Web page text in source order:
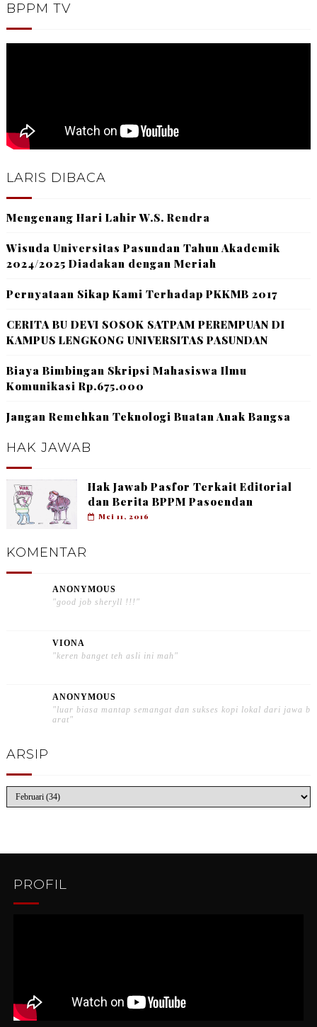
BPPM TV
LARIS DIBACA
Mengenang Hari Lahir W.S. Rendra
Wisuda Universitas Pasundan Tahun Akademik
2024/2025 Diadakan dengan Meriah
Pernyataan Sikap Kami Terhadap PKKMB 2017
CERITA BU DEVI SOSOK SATPAM PEREMPUAN DI
KAMPUS LENGKONG UNIVERSITAS PASUNDAN
Biaya Bimbingan Skripsi Mahasiswa Ilmu
Komunikasi Rp.675.000
Jangan Remehkan Teknologi Buatan Anak Bangsa
HAK JAWAB
Hak Jawab Pasfor Terkait Editorial
dan Berita BPPM Pasoendan
Mei 11, 2016
KOMENTAR
ANONYMOUS
"good job sheryll !!!"
VIONA
"keren banget teh asli ini mah"
ANONYMOUS
"luar biasa mantap semangat dan sukses kopi lokal dari jawa b
arat"
ARSIP
PROFIL